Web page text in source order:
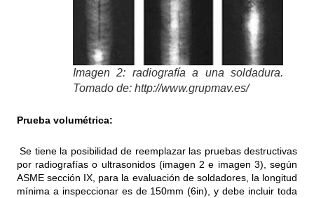
Imagen 2: radiografía a una soldadura.
Tomado de: http://www.grupmav.es/
Prueba volumétrica:
Se tiene la posibilidad de reemplazar las pruebas destructivas
por radiografías o ultrasonidos (imagen 2 e imagen 3), según
ASME sección IX, para la evaluación de soldadores, la longitud
mínima a inspeccionar es de 150mm (6in), y debe incluir toda